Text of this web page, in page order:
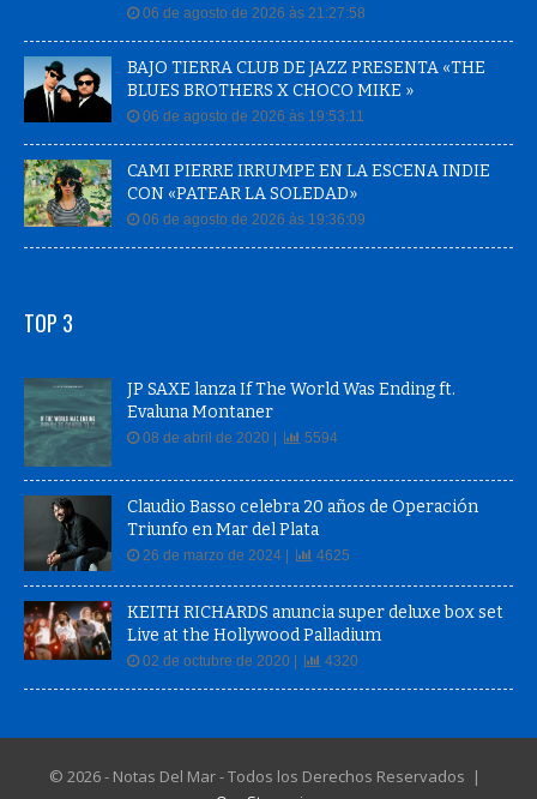
06 de agosto de 2026 às 21:27:58
BAJO TIERRA CLUB DE JAZZ PRESENTA «THE
BLUES BROTHERS X CHOCO MIKE »
06 de agosto de 2026 às 19:53:11
CAMI PIERRE IRRUMPE EN LA ESCENA INDIE
CON «PATEAR LA SOLEDAD»
06 de agosto de 2026 às 19:36:09
TOP 3
JP SAXE lanza If The World Was Ending ft.
Evaluna Montaner
08 de abril de 2020 | 5594
Claudio Basso celebra 20 años de Operación
Triunfo en Mar del Plata
26 de marzo de 2024 | 4625
KEITH RICHARDS anuncia super deluxe box set
Live at the Hollywood Palladium
02 de octubre de 2020 | 4320
© 2026 - Notas Del Mar - Todos los Derechos Reservados |